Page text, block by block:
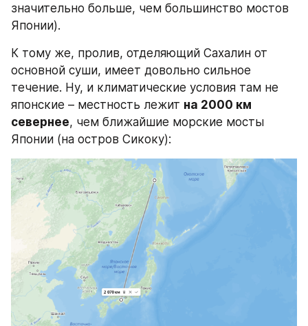
значительно больше, чем большинство мостов
Японии).
К тому же, пролив, отделяющий Сахалин от
основной суши, имеет довольно сильное
течение. Ну, и климатические условия там не
японские – местность лежит на 2000 км
севернее, чем ближайшие морские мосты
Японии (на остров Сикоку):